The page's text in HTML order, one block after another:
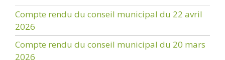
Compte rendu du conseil municipal du 22 avril
2026
Compte rendu du conseil municipal du 20 mars
2026